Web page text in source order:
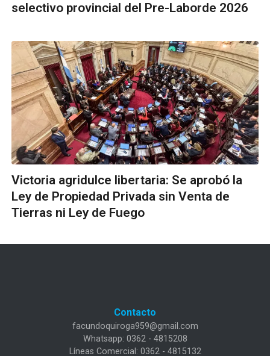
selectivo provincial del Pre-Laborde 2026
Victoria agridulce libertaria: Se aprobó la
Ley de Propiedad Privada sin Venta de
Tierras ni Ley de Fuego
Contacto
facundoquiroga959@gmail.com
Whatsapp: 0362 - 4815208
Líneas Comercial: 0362 - 4815132